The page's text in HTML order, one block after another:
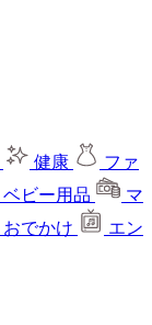
健康
ファ
ベビー用品
マ
おでかけ
エン